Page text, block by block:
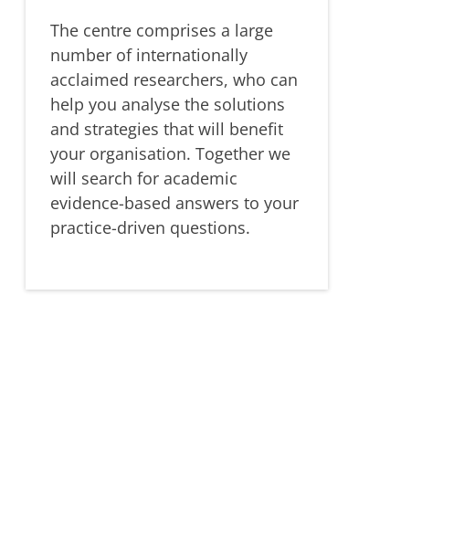
The centre comprises a large
number of internationally
acclaimed researchers, who can
help you analyse the solutions
and strategies that will benefit
your organisation. Together we
will search for academic
evidence-based answers to your
practice-driven questions.